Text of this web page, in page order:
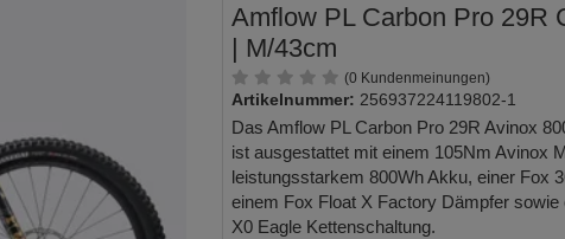
Amflow PL Carbon Pro 29R
| M/43cm
(0 Kundenmeinungen)
Artikelnummer: 256937224119802-1
Das Amflow PL Carbon Pro 29R Avinox
ist ausgestattet mit einem 105Nm Avinox
leistungsstarkem 800Wh Akku, einer Fox
einem Fox Float X Factory Dämpfer sowie
X0 Eagle Kettenschaltung.